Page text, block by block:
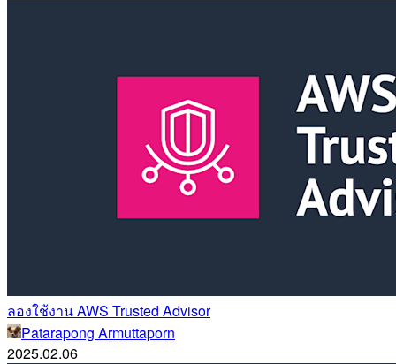
ลองใช้งาน AWS Trusted Advisor
Patarapong Armuttaporn
2025.02.06